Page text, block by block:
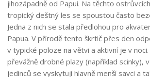
jihozápadně od Papui. Na těchto
tropický deštný les se spoustou často
Jedna z nich se stala předlohou pro
Papua. V přírodě tento škrtič přes den
v typické poloze na větvi a aktivní je v
převážně drobné plazy (například scinky),
jedinců se vyskytují hlavně menší savci a